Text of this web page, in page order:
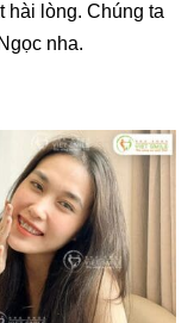
hài lòng. Chúng ta
nha.